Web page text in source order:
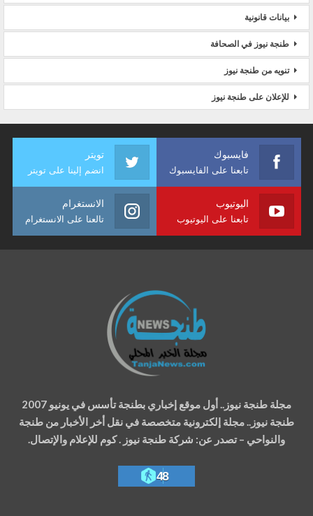
بيانات قانونية
طنجة نيوز في الصحافة
تنويه من طنجة نيوز
للإعلان على طنجة نيوز
فايسبوك
تابعنا على الفايسبوك
تويتر
انضم إلينا على تويتر
اليوتيوب
تابعنا على اليوتيوب
الانستغرام
تالعنا على الانستغرام
مجلة طنجة نيوز.. أول موقع إخباري بطنجة تأسس في يونيو 2007
طنجة نيوز.. مجلة إلكترونية متخصصة في نقل أخر الأخبار من طنجة
والنواحي – تصدر عن: شركة طنجة نيوز . كوم للإعلام والإتصال.
48